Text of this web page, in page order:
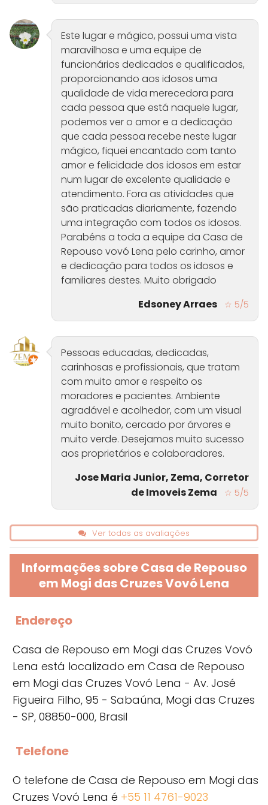
Este lugar e mágico, possui uma vista
maravilhosa e uma equipe de
funcionários dedicados e qualificados,
proporcionando aos idosos uma
qualidade de vida merecedora para
cada pessoa que está naquele lugar,
podemos ver o amor e a dedicação
que cada pessoa recebe neste lugar
mágico, fiquei encantado com tanto
amor e felicidade dos idosos em estar
num lugar de excelente qualidade e
atendimento. Fora as atividades que
são praticadas diariamente, fazendo
uma integração com todos os idosos.
Parabéns a toda a equipe da Casa de
Repouso vovó Lena pelo carinho, amor
e dedicação para todos os idosos e
familiares destes. Muito obrigado
Edsoney Arraes
☆ 5/5
Pessoas educadas, dedicadas,
carinhosas e profissionais, que tratam
com muito amor e respeito os
moradores e pacientes. Ambiente
agradável e acolhedor, com um visual
muito bonito, cercado por árvores e
muito verde. Desejamos muito sucesso
aos proprietários e colaboradores.
Jose Maria Junior, Zema, Corretor
de Imoveis Zema
☆ 5/5
Ver todas as avaliações
Informações sobre Casa de Repouso
em Mogi das Cruzes Vovó Lena
Endereço
Casa de Repouso em Mogi das Cruzes Vovó
Lena está localizado em Casa de Repouso
em Mogi das Cruzes Vovó Lena - Av. José
Figueira Filho, 95 - Sabaúna, Mogi das Cruzes
- SP, 08850-000, Brasil
Telefone
O telefone de Casa de Repouso em Mogi das
Cruzes Vovó Lena é +55 11 4761-9023